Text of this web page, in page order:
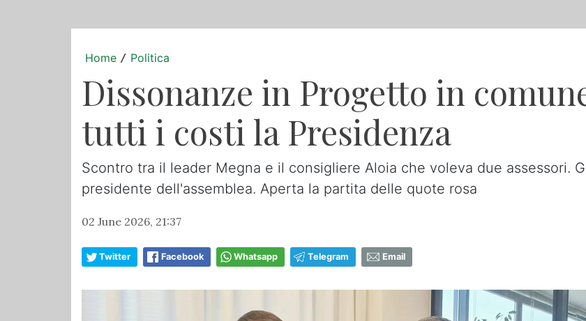
Home / Politica
Dissonanze in Progetto in
tutti i costi la Presidenza
Scontro tra il leader Megna e il consigliere Aloia che voleva due assessori.
presidente dell'assemblea. Aperta la partita delle quote rosa
02 June 2026, 21:37
Twitter Facebook Whatsapp Telegram Email